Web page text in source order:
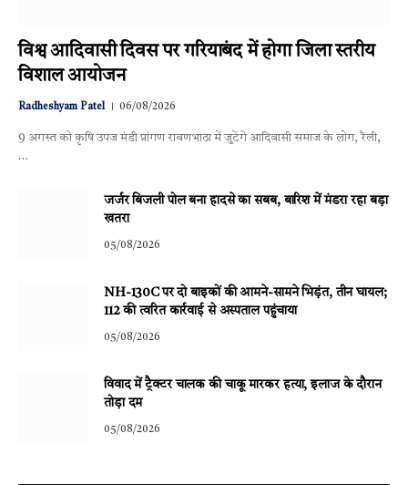
विश्व आदिवासी दिवस पर गरियाबंद में होगा जिला स्तरीय
विशाल आयोजन
Radheshyam Patel 06/08/2026
9 अगस्त को कृषि उपज मंडी प्रांगण रावणभाठा में जुटेंगे आदिवासी समाज के लोग, रैली,
…
जर्जर बिजली पोल बना हादसे का सबब, बारिश में मंडरा रहा बड़ा
खतरा
05/08/2026
NH-130C पर दो बाइकों की आमने-सामने भिड़ंत, तीन घायल;
112 की त्वरित कार्रवाई से अस्पताल पहुंचाया
05/08/2026
विवाद में ट्रैक्टर चालक की चाकू मारकर हत्या, इलाज के दौरान
तोड़ा दम
05/08/2026